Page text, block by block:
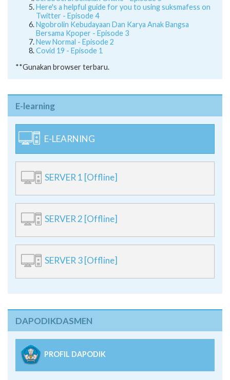
Here's a helpful guide for you to using suksmafess on
Twitter - Episode 4
Ngobrolin Kebudayaan Dan Karya Anak Bangsa
Bersama Kpoper - Episode 3
New Normal - Episode 2
Covid 19 - Episode 1
**Gunakan browser terbaru.
E-learning
E-LEARNING
SERVER 1 [Offline]
SERVER 2 [Offline]
SERVER 3 [Offline]
DAPODIKDASMEN
PROFIL DAPODIK